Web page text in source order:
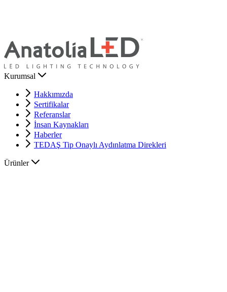
Kurumsal
Hakkımızda
Sertifikalar
Referanslar
İnsan Kaynakları
Haberler
TEDAŞ Tip Onaylı Aydınlatma Direkleri
Ürünler